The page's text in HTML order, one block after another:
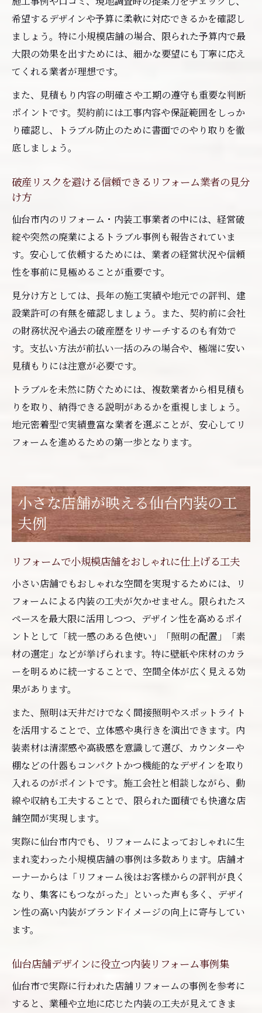
希望するデザインや予算に柔軟に対応できるかを確認し
ましょう。特に小規模店舗の場合、限られた予算内で最
大限の効果を出すためには、細かな要望にも丁寧に応え
てくれる業者が理想です。
また、見積もり内容の明確さや工期の遵守も重要な判断
ポイントです。契約前には工事内容や保証範囲をしっか
り確認し、トラブル防止のために書面でのやり取りを徹
底しましょう。
破産リスクを避ける信頼できるリフォーム業者の見分
け方
仙台市内のリフォーム・内装工事業者の中には、経営破
綻や突然の廃業によるトラブル事例も報告されていま
す。安心して依頼するためには、業者の経営状況や信頼
性を事前に見極めることが重要です。
見分け方としては、長年の施工実績や地元での評判、建
設業許可の有無を確認しましょう。また、契約前に会社
の財務状況や過去の破産歴をリサーチするのも有効で
す。支払い方法が前払い一括のみの場合や、極端に安い
見積もりには注意が必要です。
トラブルを未然に防ぐためには、複数業者から相見積も
りを取り、納得できる説明があるかを重視しましょう。
地元密着型で実績豊富な業者を選ぶことが、安心してリ
フォームを進めるための第一歩となります。
小さな店舗が映える仙台内装の工
夫例
リフォームで小規模店舗をおしゃれに仕上げる工夫
小さい店舗でもおしゃれな空間を実現するためには、リ
フォームによる内装の工夫が欠かせません。限られたス
ペースを最大限に活用しつつ、デザイン性を高めるポイ
ントとして「統一感のある色使い」「照明の配置」「素
材の選定」などが挙げられます。特に壁紙や床材のカラ
ーを明るめに統一することで、空間全体が広く見える効
果があります。
また、照明は天井だけでなく間接照明やスポットライト
を活用することで、立体感や奥行きを演出できます。内
装素材は清潔感や高級感を意識して選び、カウンターや
棚などの什器もコンパクトかつ機能的なデザインを取り
入れるのがポイントです。施工会社と相談しながら、動
線や収納も工夫することで、限られた面積でも快適な店
舗空間が実現します。
実際に仙台市内でも、リフォームによっておしゃれに生
まれ変わった小規模店舗の事例は多数あります。店舗オ
ーナーからは「リフォーム後はお客様からの評判が良く
なり、集客にもつながった」といった声も多く、デザイ
ン性の高い内装がブランドイメージの向上に寄与してい
ます。
仙台店舗デザインに役立つ内装リフォーム事例集
仙台市で実際に行われた店舗リフォームの事例を参考に
すると、業種や立地に応じた内装の工夫が見えてきま